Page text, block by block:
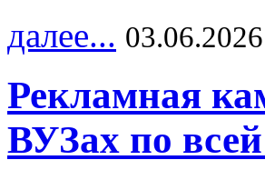
далее... 03.06.2026
Рекламная
ВУЗах по